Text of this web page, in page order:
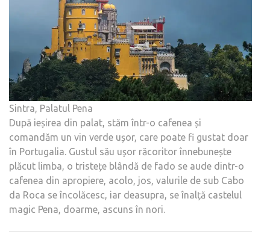
Sintra, Palatul Pena
După ieșirea din palat, stăm într-o cafenea și
comandăm un vin verde ușor, care poate fi gustat doar
în Portugalia. Gustul său ușor răcoritor înnebunește
plăcut limba, o tristețe blândă de fado se aude dintr-o
cafenea din apropiere, acolo, jos, valurile de sub Cabo
da Roca se încolăcesc, iar deasupra, se înalță castelul
magic Pena, doarme, ascuns în nori.